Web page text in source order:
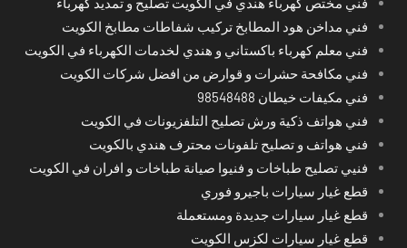
فني مداخن هود المطابخ تركيب شفاطات مطابخ الكويت
فني معلم كهرباء باكستاني و هندي لخدمات الكهرباء في الكويت
فني مكافحة حشرات و قوارض من افضل شركات الكويت
فني مكيفات خيطان 98548488
فني هواتف ذكية ورش تصليح التلفزيونات في الكويت
فني هواتف و تصليح تلفونات محترف هندي بالكويت
فنيي تصليح طباخات و فنيوا صيانة طباخات و افران في الكويت
قطع غيار سيارات باجيرو فوري
قطع غيار سيارات جديدة ومستعملة
قطع غيار سيارات لكزس الكويت